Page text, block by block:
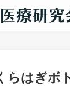
らはぎボ